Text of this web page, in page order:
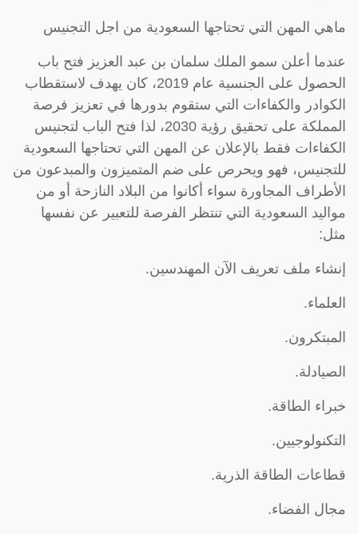
ماهي المهن التي تحتاجها السعودية من اجل التجنيس
عندما أعلن سمو الملك سلمان بن عبد العزيز فتح باب
الحصول على الجنسية عام 2019، كان يهدف لاستقطاب
الكوادر والكفاءات التي ستقوم بدورها في تعزيز فرصة
المملكة على تحقيق رؤية 2030، لذا فتح الباب لتجنيس
الكفاءات فقط بالإعلان عن المهن التي تحتاجها السعودية
للتجنيس، فهو ويحرص على ضم المتميزون والمبدعون من
الأطراف المجاورة سواء أكانوا من البلاد النازحة أو من
مواليد السعودية التي تنتظر الفرصة للتعبير عن نفسها
مثل:
إنشاء ملف تعريف الآن المهندسين.
العلماء.
المبتكرون.
الصيادلة.
خبراء الطاقة.
التكنولوجيين.
قطاعات الطاقة الذرية.
مجال الفضاء.